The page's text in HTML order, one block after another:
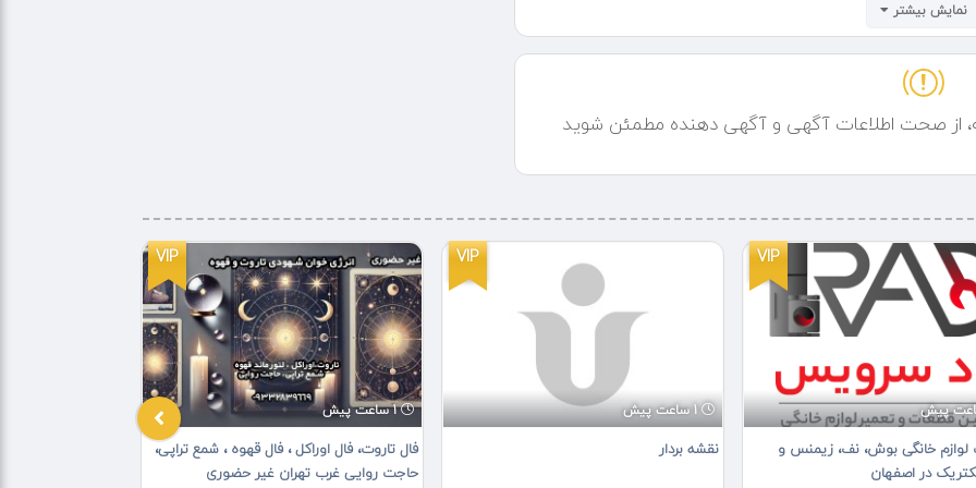
گازی اسپیلت
داریم در صورت بروز هرگونه مشکل در کمترین زمان ممکن به مشکل
و نه تعویض آن به کار خواهیم بست.
نصب و تعمیر کولرگازی با کارشناسان ما تماس بگیرید:
نمایش بیشتر
از صحت اطلاعات آگهی و آگهی دهنده مطمئن شوید
VIP
1 ساعت پیش
فال تاروت، فال اوراکل ، فال قهوه ، شمع تراپی،
حاجت روایی غرب تهران غیر حضوری
VIP
1 ساعت پیش
نقشه بردار
VIP
لوازم خانگی بوش، نف، زیمنس و
در اصفهان